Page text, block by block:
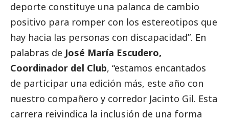
deporte constituye una palanca de cambio
positivo para romper con los estereotipos que
hay hacia las personas con discapacidad”. En
palabras de José María Escudero,
Coordinador del Club, “estamos encantados
de participar una edición más, este año con
nuestro compañero y corredor Jacinto Gil. Esta
carrera reivindica la inclusión de una forma